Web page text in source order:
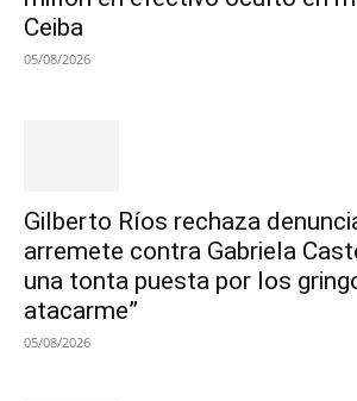
Ceiba
05/08/2026
Gilberto Ríos rechaza
arremete contra Gabriela
una tonta puesta por los
atacarme”
05/08/2026